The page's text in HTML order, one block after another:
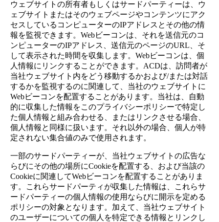
ウェブサイトの所有者もしくはサードパーティーは、ウ
ェブサイトまたはそのウェブページやコンテンツにアク
セスしているコンピューターのIPアドレスとその他の情
報を監視できます。Webビーコンは、それを送信元のコ
ンピューターのIPアドレス、送信元のページのURL、そ
して表示された時間を収集します。Webビーコンは、個
人情報にリンクすることができます。ACDは、訪問者が
当社ウェブサイト内をどう移動するかおよび/または対話
するかを監視するのに関連して、当社のウェブサイトに
Webビーコンを配置することがあります。当社は、自動
的に収集した情報をこのプライバシーポリシーで特定し
た個人情報と組み合わせる、またはリンクさせる場合、
個人情報と同様に扱います。それ以外の場合、個人が特
定されない集合値のみで使用されます。
一部のサードパーティーが、当社ウェブサイトの広告な
らびにその他の場所にCookieを配置する、および当該の
Cookieに関連してWebビーコンを配置することがありま
す。これらサードパーティが収集した情報は、これらサ
ードパーティーの個人情報の使用ならびに開示を定める
ポリシーの対象となります。加えて、当社ウェブサイト
のユーザーについての個人を特定できる情報とリンクし